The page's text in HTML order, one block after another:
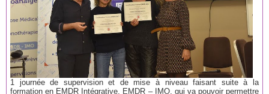
1 journée de supervision et de mise à niveau faisant suite à la
formation en EMDR Intégrative, EMDR – IMO, qui va pouvoir permettre